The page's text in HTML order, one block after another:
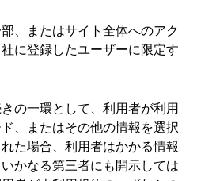
、またはサイト全体へのアク
に登録したユーザーに限定す
の一環として、利用者が利用
、またはその他の情報を選択
た場合、利用者はかかる情報
かなる第三者にも開示しては